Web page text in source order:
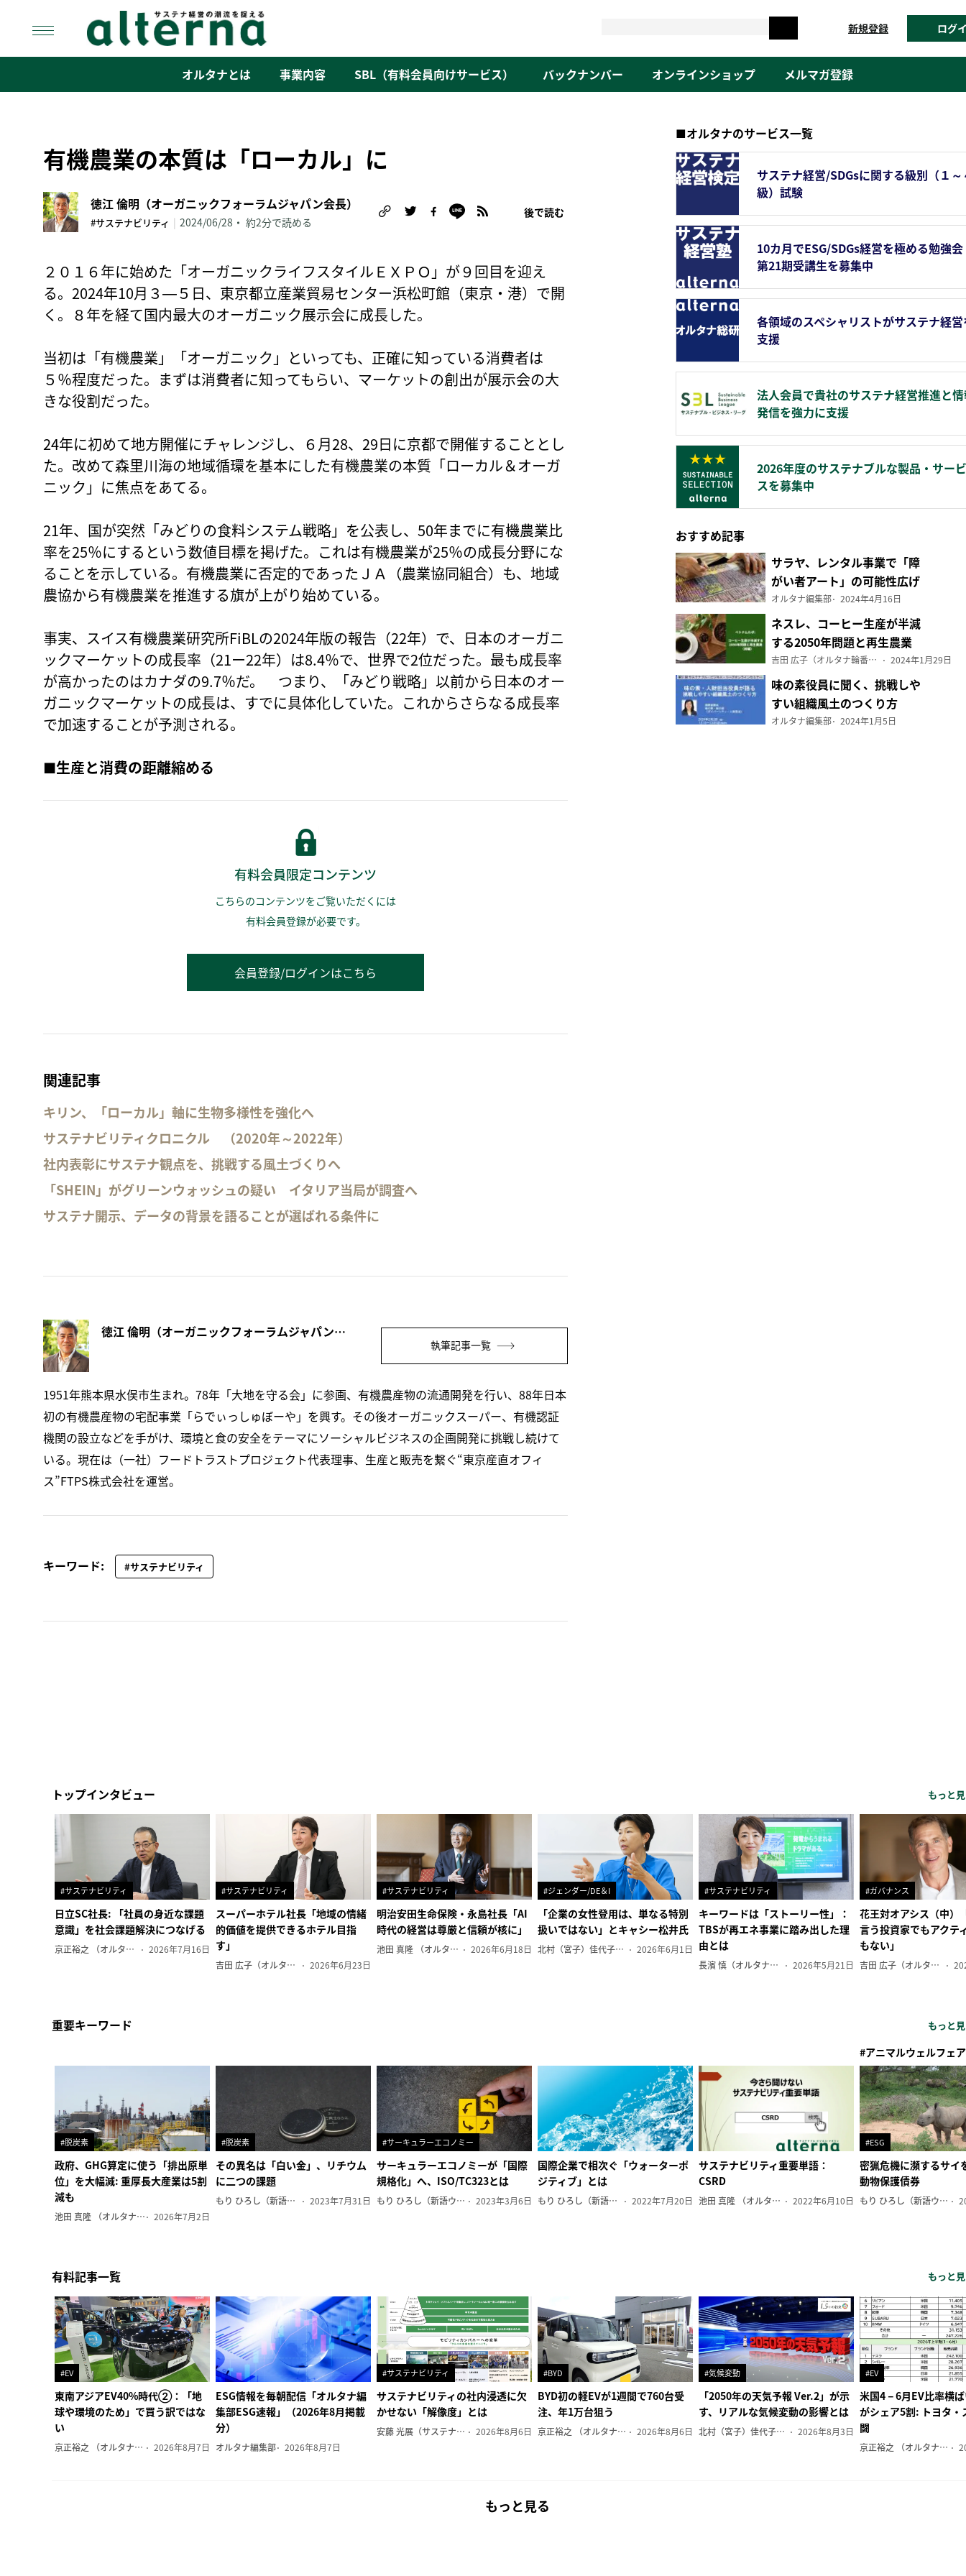
content
新規登録 ログ
オルタナとは 事業内容 SBL（有料会員向けサービス） バックナンバー オンラインショップ メルマガ登録
有機農業の本質は「ローカル」に
徳江 倫明（オーガニックフォーラムジャパン会長）
#サステナビリティ | 2024/06/28 約2分で読める
後で読む
２０１６年に始めた「オーガニックライフスタイルＥＸＰＯ」が９回目を迎え
る。2024年10月３―５日、東京都立産業貿易センター浜松町館（東京・港）で開
く。８年を経て国内最大のオーガニック展示会に成長した。
当初は「有機農業」「オーガニック」といっても、正確に知っている消費者は
５％程度だった。まずは消費者に知ってもらい、マーケットの創出が展示会の大
きな役割だった。
24年に初めて地方開催にチャレンジし、６月28、29日に京都で開催することとし
た。改めて森里川海の地域循環を基本にした有機農業の本質「ローカル＆オーガ
ニック」に焦点をあてる。
21年、国が突然「みどりの食料システム戦略」を公表し、50年までに有機農業比
率を25％にするという数値目標を掲げた。これは有機農業が25％の成長分野にな
ることを示している。有機農業に否定的であったＪＡ（農業協同組合）も、地域
農協から有機農業を推進する旗が上がり始めている。
事実、スイス有機農業研究所FiBLの2024年版の報告（22年）で、日本のオーガニ
ックマーケットの成長率（21ー22年）は8.4％で、世界で2位だった。最も成長率
が高かったのはカナダの9.7％だ。 つまり、「みどり戦略」以前から日本のオー
ガニックマーケットの成長は、すでに具体化していた。これからさらなる成長率
で加速することが予測される。
■生産と消費の距離縮める
有料会員限定コンテンツ
こちらのコンテンツをご覧いただくには
有料会員登録が必要です。
会員登録/ログインはこちら
関連記事
キリン、「ローカル」軸に生物多様性を強化へ
サステナビリティクロニクル （2020年～2022年）
社内表彰にサステナ観点を、挑戦する風土づくりへ
「SHEIN」がグリーンウォッシュの疑い イタリア当局が調査へ
サステナ開示、データの背景を語ることが選ばれる条件に
徳江 倫明（オーガニックフォーラムジャパン会長）
執筆記事一覧
1951年熊本県水俣市生まれ。78年「大地を守る会」に参画、有機農産物の流通開発を行い、88年日本
初の有機農産物の宅配事業「らでぃっしゅぼーや」を興す。その後オーガニックスーパー、有機認証
機関の設立などを手がけ、環境と食の安全をテーマにソーシャルビジネスの企画開発に挑戦し続けて
いる。現在は（一社）フードトラストプロジェクト代表理事、生産と販売を繋ぐ“東京産直オフィ
ス”FTPS株式会社を運営。
キーワード: #サステナビリティ
■オルタナのサービス一覧
サステナ経営/SDGsに関する級別（１～
級）試験
10カ月でESG/SDGs経営を極める勉強
第21期受講生を募集中
各領域のスペシャリストがサステナ経
支援
法人会員で貴社のサステナ経営推進と
発信を強力に支援
2026年度のサステナブルな製品・サービ
スを募集中
おすすめ記事
サラヤ、レンタル事業で「障
がい者アート」の可能性広げ
る
オルタナ編集部 2024年4月16日
ネスレ、コーヒー生産が半減
する2050年問題と再生農業
（前編）
吉田 広子（オルタナ輪番編集長） 2024年1月29日
味の素役員に聞く、挑戦しや
すい組織風土のつくり方
オルタナ編集部 2024年1月5日
トップインタビュー もっと
#サステナビリティ
日立SC社長: 「社員の身近な課題
意識」を社会課題解決につなげる
京正裕之 （オルタナ副編集長） 2026年7月16日
#サステナビリティ
スーパーホテル社長「地域の情緒
的価値を提供できるホテル目指
す」
吉田 広子（オルタナ輪番編集長） 2026年6月23日
#サステナビリティ
明治安田生命保険・永島社長「AI
時代の経営は尊厳と信頼が核に」
池田 真隆 （オルタナ輪番編集長） 2026年6月18日
#ジェンダー/DE＆I
「企業の女性登用は、単なる特別
扱いではない」とキャシー松井氏
北村（宮子）佳代子（オルタナ輪番編集長） 2026年6月1日
#サステナビリティ
キーワードは「ストーリー性」：
TBSが再エネ事業に踏み出した理
由とは
長濱 慎（オルタナ副編集長） 2026年5月21日
#ガバナンス
花王対オアシス（中）
言う投資家でもアクテ
もない」
吉田 広子（オルタナ輪番編集長）
重要キーワード もっと
#脱炭素
政府、GHG算定に使う「排出原単
位」を大幅減: 重厚長大産業は5割
減も
池田 真隆 （オルタナ輪番編集長） 2026年7月2日
#脱炭素
その異名は「白い金」、リチウム
に二つの課題
もり ひろし（新語ウォッチャー） 2023年7月31日
#サーキュラーエコノミー
サーキュラーエコノミーが「国際
規格化」へ、ISO/TC323とは
もり ひろし（新語ウォッチャー） 2023年3月6日
国際企業で相次ぐ「ウォーターポ
ジティブ」とは
もり ひろし（新語ウォッチャー） 2022年7月20日
サステナビリティ重要単語：
CSRD
池田 真隆 （オルタナ輪番編集長） 2022年6月10日
#アニマルウェルフェア
#ESG
密猟危機に瀕するサイ
動物保護債券
もり ひろし（新語ウォッチャー）
有料記事一覧 もっと
#EV
東南アジアEV40%時代②：「地
球や環境のため」で買う訳ではな
い
京正裕之 （オルタナ副編集長） 2026年8月7日
ESG情報を毎朝配信「オルタナ編
集部ESG速報」（2026年8月掲載
分）
オルタナ編集部 2026年8月7日
#サステナビリティ
サステナビリティの社内浸透に欠
かせない「解像度」とは
安藤 光展（サステナビリティ・コンサルタント） 2026年8月6日
#BYD
BYD初の軽EVが1週間で760台受
注、年1万台狙う
京正裕之 （オルタナ副編集長） 2026年8月6日
#気候変動
「2050年の天気予報 Ver.2」が示
す、リアルな気候変動の影響とは
北村（宮子）佳代子（オルタナ輪番編集長） 2026年8月3日
#EV
米国4－6月EV比率横
がシェア5割: トヨタ・
闘
京正裕之 （オルタナ副編集長）
もっと見る